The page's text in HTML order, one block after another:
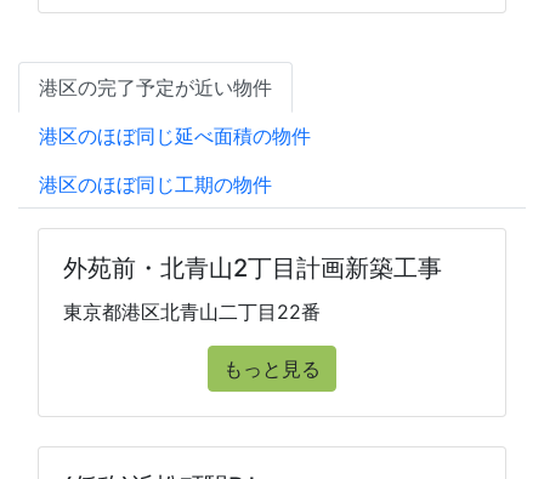
港区の完了予定が近い物件
港区のほぼ同じ延べ面積の物件
港区のほぼ同じ工期の物件
外苑前・北青山2丁目計画新築工事
東京都港区北青山二丁目22番
もっと見る